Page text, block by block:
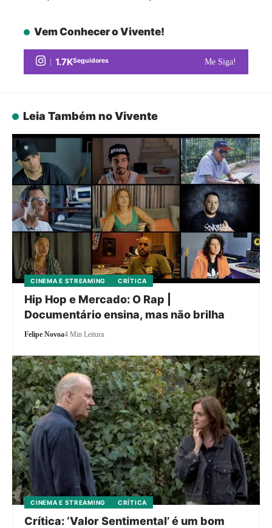
Vem Conhecer o Vivente!
1.7KSeguidores Me Siga!
Leia Também no Vivente
CINEMA E STREAMING CRÍTICA
Hip Hop e Mercado: O Rap |
Documentário ensina, mas não brilha
Felipe Novoa4 Min Leitura
CINEMA E STREAMING CRÍTICA
Crítica: ‘Valor Sentimental’ é um bom